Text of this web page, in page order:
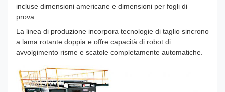
incluse dimensioni americane e dimensioni per fogli di
prova.
La linea di produzione incorpora tecnologie di taglio sincrono
a lama rotante doppia e offre capacità di robot di
avvolgimento risme e scatole completamente automatiche.